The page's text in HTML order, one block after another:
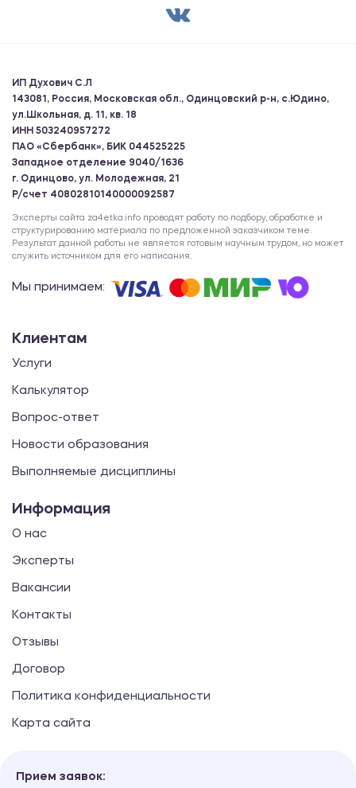
ИП Духович С.Л
143081, Россия, Московская обл., Одинцовский р-н, с.Юдино,
ул.Школьная, д. 11, кв. 18
ИНН 503240957272
ПАО «Сбербанк», БИК 044525225
Западное отделение 9040/1636
г. Одинцово, ул. Молодежная, 21
Р/счет 40802810140000092587
Эксперты сайта za4etka.info проводят работу по подбору, обработке и
структурированию материала по предложенной заказчиком теме.
Результат данной работы не является готовым научным трудом, но может
служить источником для его написания.
Мы принимаем:
Клиентам
Услуги
Калькулятор
Вопрос-ответ
Новости образования
Выполняемые дисциплины
Информация
О нас
Эксперты
Вакансии
Контакты
Отзывы
Договор
Политика конфиденциальности
Карта сайта
Прием заявок: